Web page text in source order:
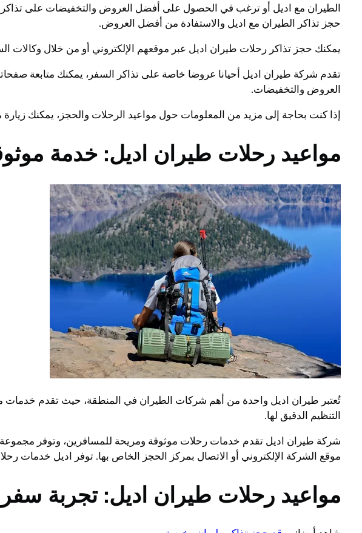
الطيران مع اديل أو ترغب في الحصول على أفضل العروض والتخفيضات على تذاكر
حجز تذاكر الطيران مع اديل والاستفادة من أفضل العروض.
يمكنك حجز تذاكر رحلات طيران اديل عبر موقعهم الإلكتروني أو من خلال وكالات
تقدم شركة طيران اديل أحيانا عروضا خاصة على تذاكر السفر، يمكنك متابعة
العروض والتخفيضات.
إذا كنت بحاجة إلى مزيد من المعلومات حول مواعيد الرحلات والحجز، يمكنك
مواعيد رحلات طيران اديل: خدمة
تُعتبر طيران اديل واحدة من أهم شركات الطيران في المنطقة، حيث تقدم خدمات
التنظيم الدقيق لها.
شركة طيران اديل تقدم خدمات رحلات موثوقة ومريحة للمسافرين، وتوفر
موقع الشركة الإلكتروني أو الاتصال بمركز الحجز الخاص بها. توفر اديل خدمات
مواعيد رحلات طيران اديل: تجربة